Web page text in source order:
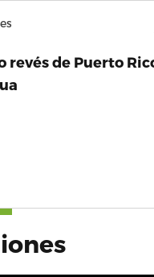
revés de Puerto